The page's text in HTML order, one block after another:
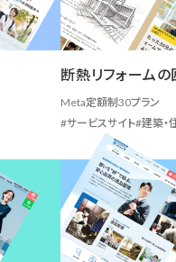
断熱リフォームの
Meta定額制30プラン
サービスサイト 建築・